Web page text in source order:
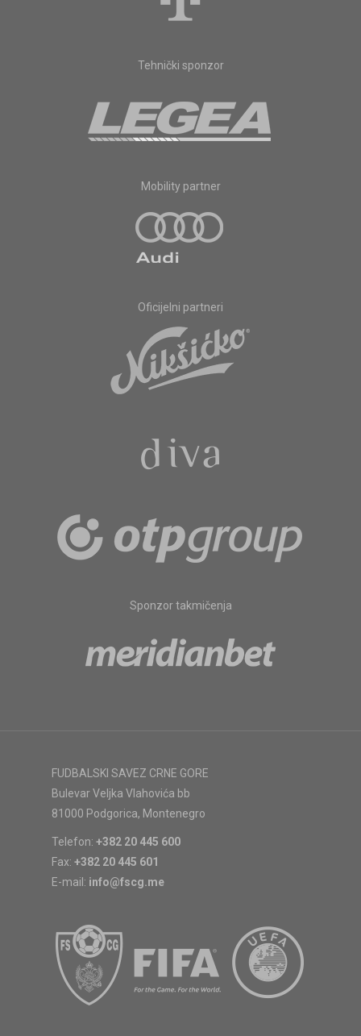
Tehnički sponzor
Mobility partner
Oficijelni partneri
Sponzor takmičenja
FUDBALSKI SAVEZ CRNE GORE
Bulevar Veljka Vlahovića bb
81000 Podgorica, Montenegro
Telefon: +382 20 445 600
Fax: +382 20 445 601
E-mail: info@fscg.me